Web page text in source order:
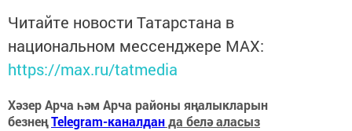
Читайте новости Татарстана в
национальном мессенджере MАХ:
https://max.ru/tatmedia
Хәзер Арча һәм Арча районы яңалыкларын
безнеңTelegram-каналданда белә аласыз